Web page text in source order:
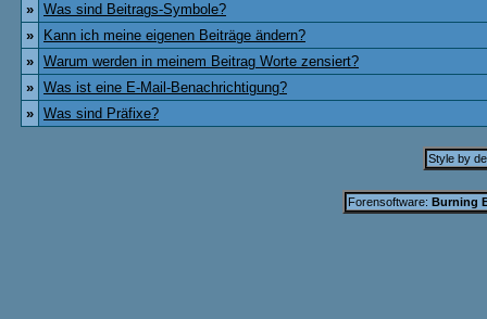
» Was sind Beitrags-Symbole?
»
Kann ich meine eigenen Beiträge ändern?
» Warum werden in meinem Beitrag Worte zensiert?
» Was ist eine E-Mail-Benachrichtigung?
» Was sind Präfixe?
Style by
Forensoftware: Burning